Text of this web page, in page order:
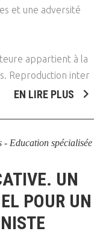
et une adversité
appartient à la
Reproduction inter
EN LIRE PLUS
- Education spécialisée
UN
POUR UN